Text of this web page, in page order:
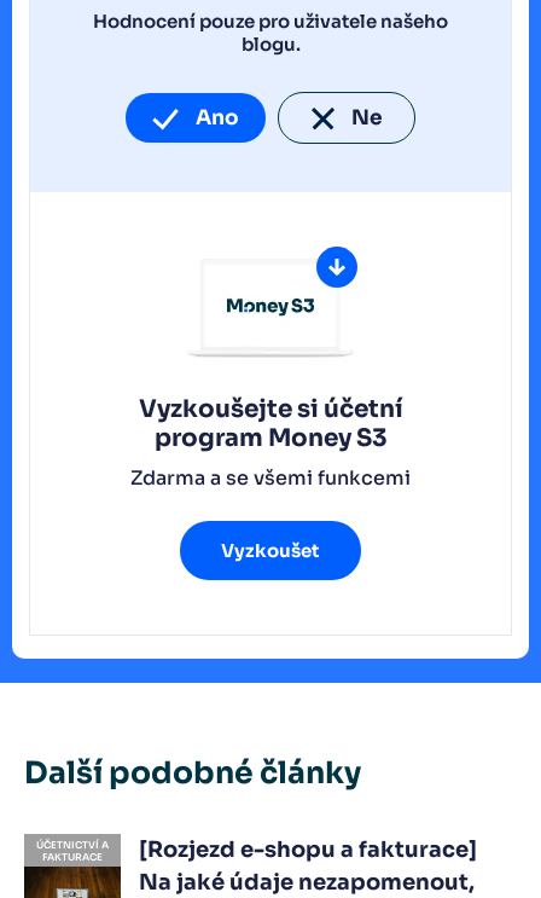
Hodnocení pouze pro uživatele našeho
blogu.
Ano Ne
Vyzkoušejte si účetní
program Money S3
Zdarma a se všemi funkcemi
Vyzkoušet
Další podobné články
ÚČETNICTVÍ A
FAKTURACE
[Rozjezd e-shopu a fakturace]
Na jaké údaje nezapomenout,